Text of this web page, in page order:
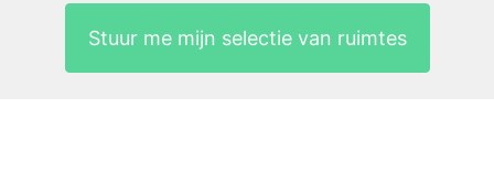
Stuur me mijn selectie van ruimtes